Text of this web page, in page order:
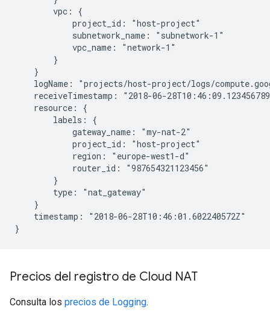
        vpc: {
            project_id: "host-project"
            subnetwork_name: "subnetwork-1"
            vpc_name: "network-1"
        }
    }
logName: "projects/host-project/logs/
receiveTimestamp: "2018-06-
    resource: {
        labels: {
            gateway_name: "my-nat-2"
            project_id: "host-project"
            region: "europe-west1-d"
            router_id: "987654321123456"
        }
        type: "nat_gateway"
    }
    timestamp: "2018-06-28T10:46:01.602240572Z"
Precios del registro de Cloud NAT
Consulta los precios de Logging.